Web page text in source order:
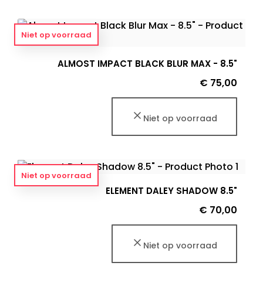
ALMOST IMPACT BLACK BLUR MAX - 8.5"
Prijs
€ 75,00
Niet op voorraad
Niet op voorraad
ELEMENT DALEY SHADOW 8.5"
Prijs
€ 70,00
Niet op voorraad
Niet op voorraad